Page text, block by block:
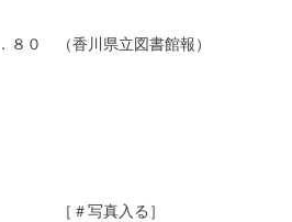
８０　（香川県立図書館報）
入る］